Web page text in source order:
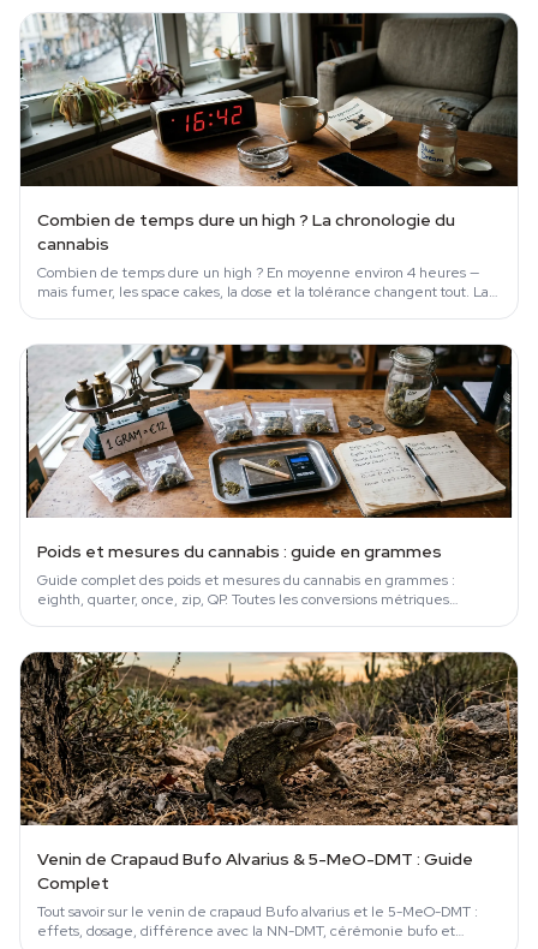
Combien de temps dure un high ? La chronologie du
cannabis
Combien de temps dure un high ? En moyenne environ 4 heures —
mais fumer, les space cakes, la dose et la tolérance changent tout. La
Poids et mesures du cannabis : guide en grammes
Guide complet des poids et mesures du cannabis en grammes :
eighth, quarter, once, zip, QP. Toutes les conversions métriques
Venin de Crapaud Bufo Alvarius & 5-MeO-DMT : Guide
Complet
Tout savoir sur le venin de crapaud Bufo alvarius et le 5-MeO-DMT :
effets, dosage, différence avec la NN-DMT, cérémonie bufo et